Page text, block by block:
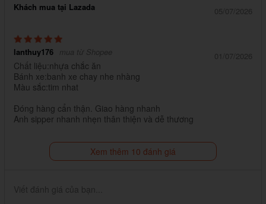
Khách mua tại Lazada 05/07/2026
lanthuy176 mua từ Shopee 01/07/2026
Chất liệu:nhựa chắc ăn
Bánh xe:banh xe chay nhe nhàng
Màu sắc:tim nhat
Đóng hàng cẩn thận. Giao hàng nhanh
Anh sipper nhanh nhẹn thân thiện và dễ thương
Xem thêm 10 đánh giá
Viết đánh giá của bạn...